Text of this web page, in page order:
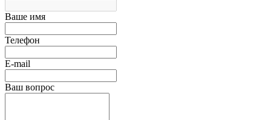
Ваше имя
Телефон
E-mail
Ваш вопрос